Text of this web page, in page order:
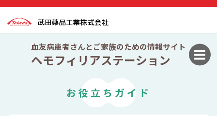
血友病患者さんとご家族のための情報サイト
ヘモフィリアステーション
お役立ちガイド